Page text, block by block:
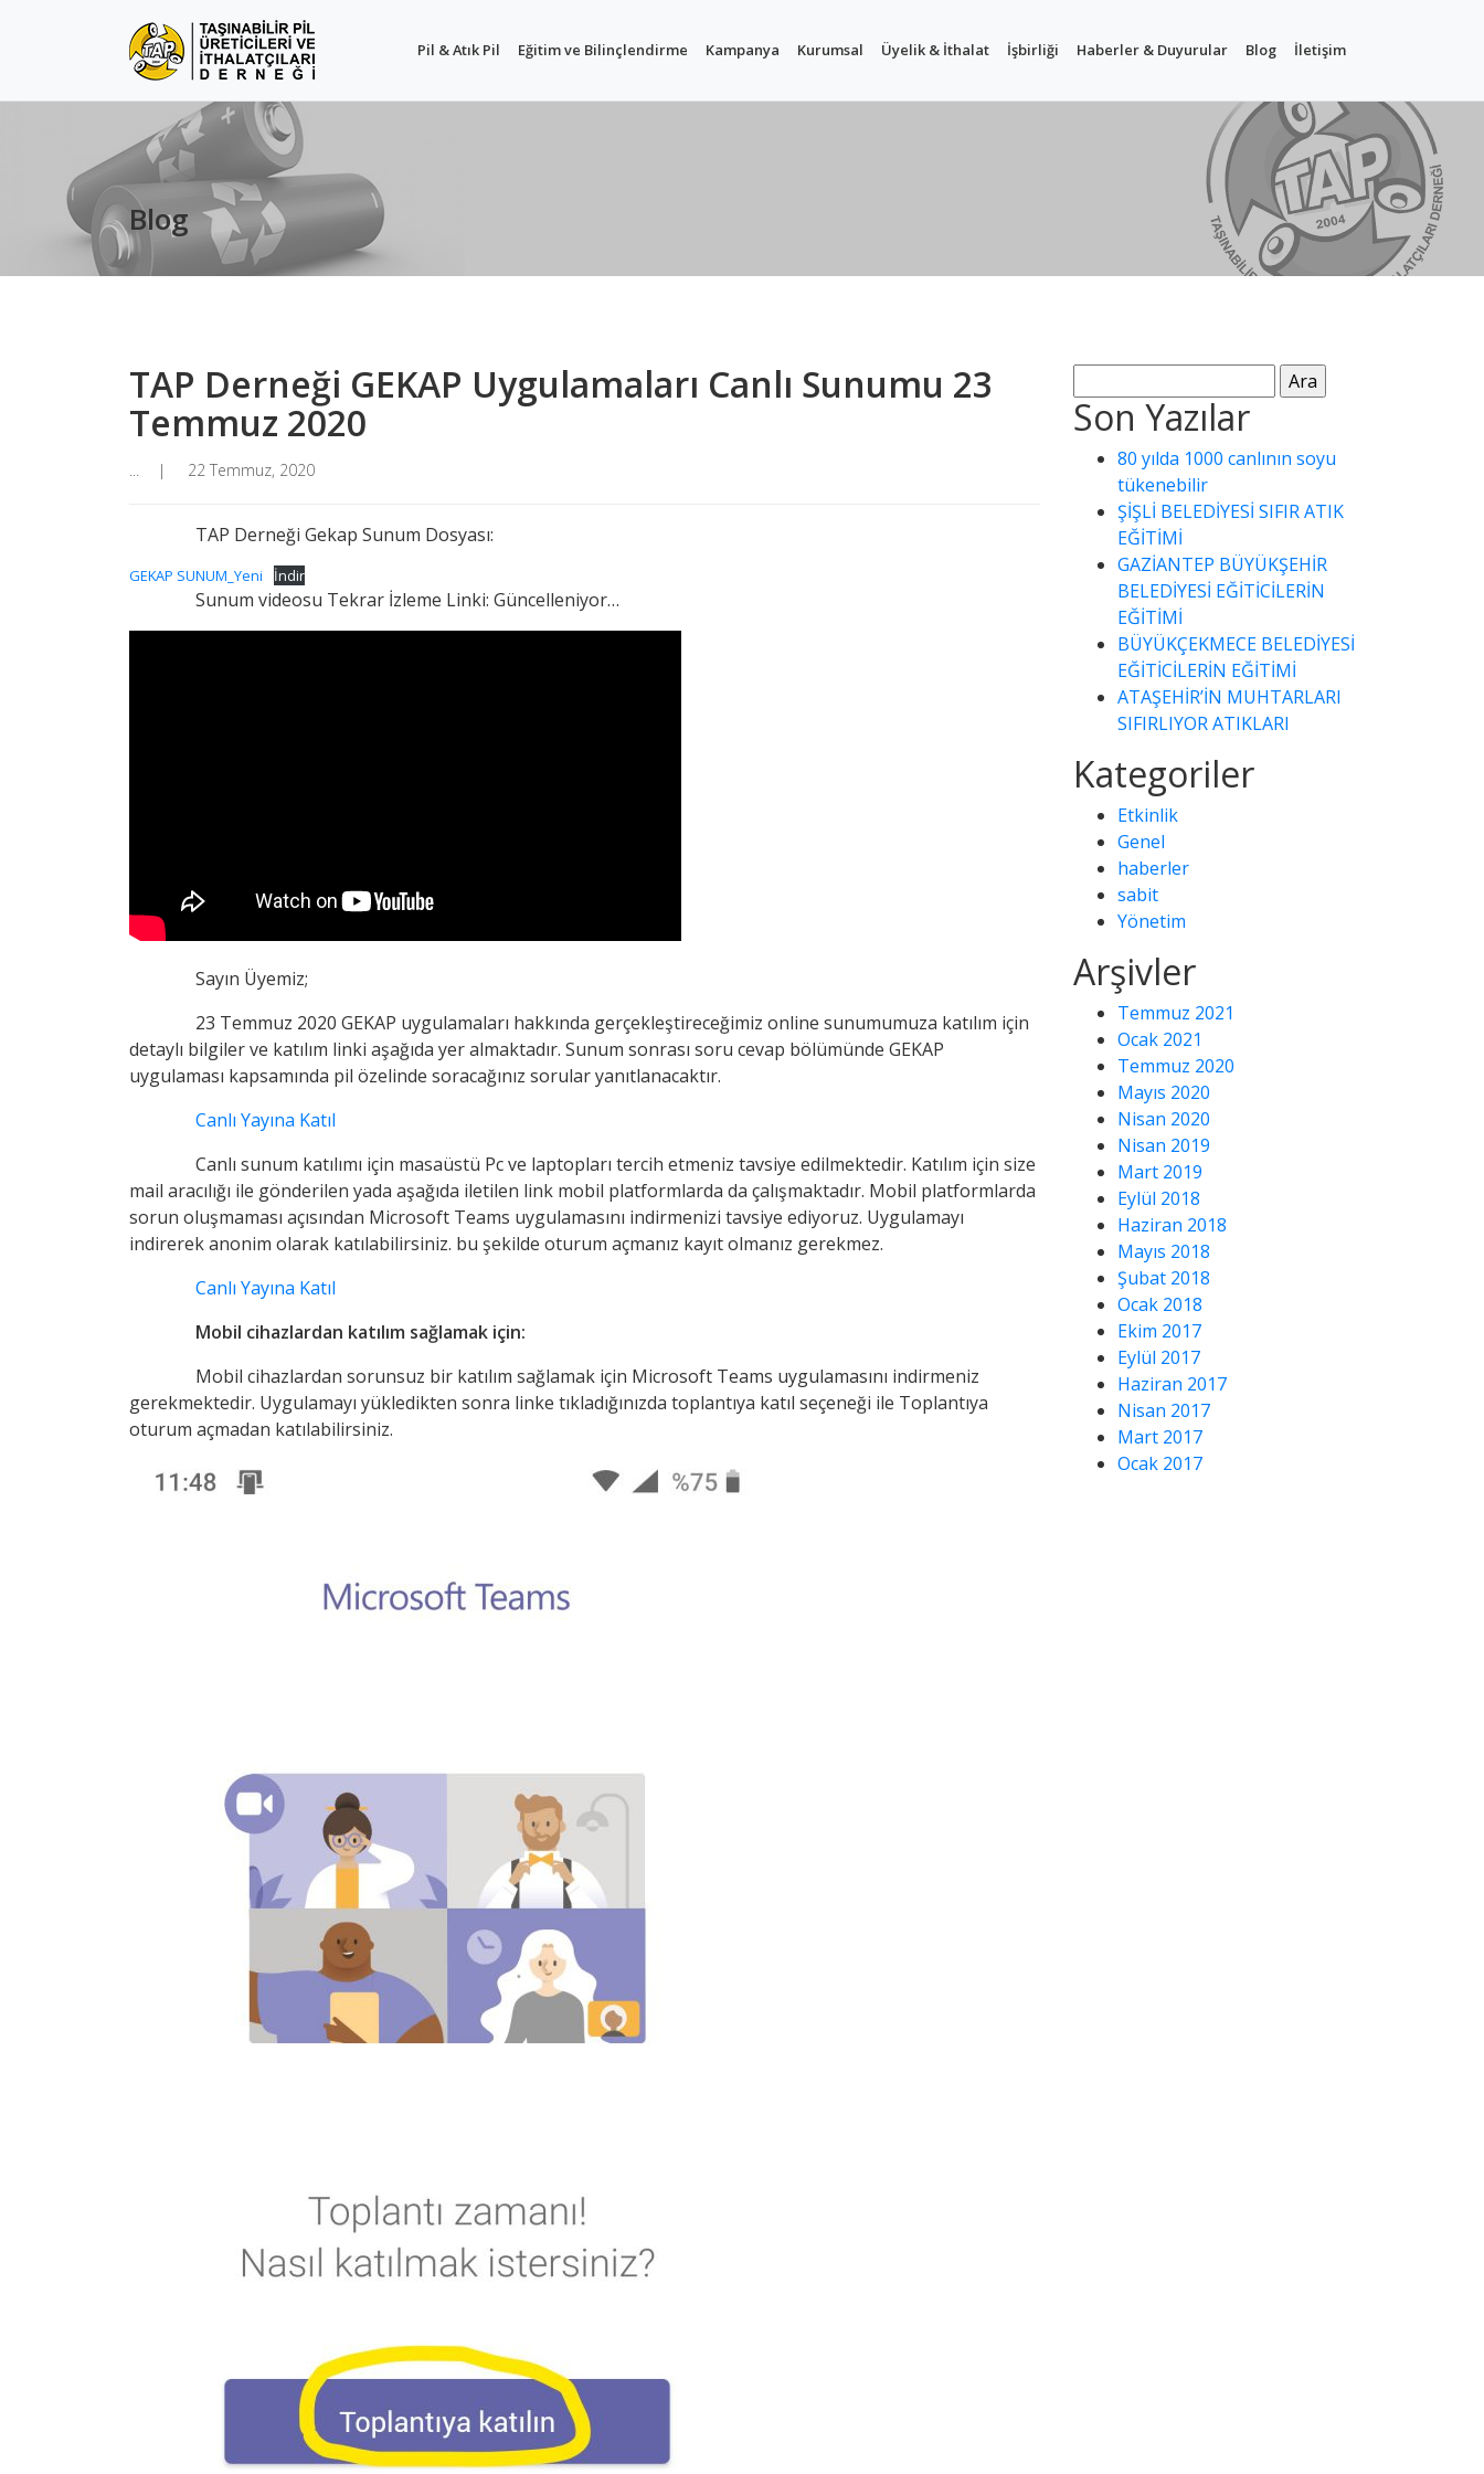
Pil & Atık Pil Eğitim ve Bilinçlendirme Kampanya Kurumsal Üyelik & İthalat İşbirliği Haberler & Duyurular Blog İletişim
Blog
TAP Derneği GEKAP Uygulamaları Canlı Sunumu 23
Temmuz 2020
... 22 Temmuz, 2020
TAP Derneği Gekap Sunum Dosyası:
GEKAP SUNUM_Yeni İndir
Sunum videosu Tekrar İzleme Linki: Güncelleniyor…
Sayın Üyemiz;
23 Temmuz 2020 GEKAP uygulamaları hakkında gerçekleştireceğimiz online sunumumuza katılım için
detaylı bilgiler ve katılım linki aşağıda yer almaktadır. Sunum sonrası soru cevap bölümünde GEKAP
uygulaması kapsamında pil özelinde soracağınız sorular yanıtlanacaktır.
Canlı Yayına Katıl
Canlı sunum katılımı için masaüstü Pc ve laptopları tercih etmeniz tavsiye edilmektedir. Katılım için size
mail aracılığı ile gönderilen yada aşağıda iletilen link mobil platformlarda da çalışmaktadır. Mobil platformlarda
sorun oluşmaması açısından Microsoft Teams uygulamasını indirmenizi tavsiye ediyoruz. Uygulamayı
indirerek anonim olarak katılabilirsiniz. bu şekilde oturum açmanız kayıt olmanız gerekmez.
Canlı Yayına Katıl
Mobil cihazlardan katılım sağlamak için:
Mobil cihazlardan sorunsuz bir katılım sağlamak için Microsoft Teams uygulamasını indirmeniz
gerekmektedir. Uygulamayı yükledikten sonra linke tıkladığınızda toplantıya katıl seçeneği ile Toplantıya
oturum açmadan katılabilirsiniz.
Son Yazılar
80 yılda 1000 canlının soyu
tükenebilir
ŞİŞLİ BELEDİYESİ SIFIR ATIK
EĞİTİMİ
GAZİANTEP BÜYÜKŞEHİR
BELEDİYESİ EĞİTİCİLERİN
EĞİTİMİ
BÜYÜKÇEKMECE BELEDİYESİ
EĞİTİCİLERİN EĞİTİMİ
ATAŞEHİR’İN MUHTARLARI
SIFIRLIYOR ATIKLARI
Kategoriler
Etkinlik
Genel
haberler
sabit
Yönetim
Arşivler
Temmuz 2021
Ocak 2021
Temmuz 2020
Mayıs 2020
Nisan 2020
Nisan 2019
Mart 2019
Eylül 2018
Haziran 2018
Mayıs 2018
Şubat 2018
Ocak 2018
Ekim 2017
Eylül 2017
Haziran 2017
Nisan 2017
Mart 2017
Ocak 2017